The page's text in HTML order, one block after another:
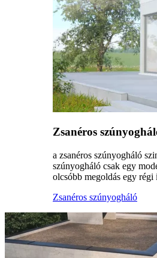
Zsanéros
a zsanéros szúnyogháló
szúnyogháló csak egy
olcsóbb megoldás egy régi
Zsanéros szúnyogháló